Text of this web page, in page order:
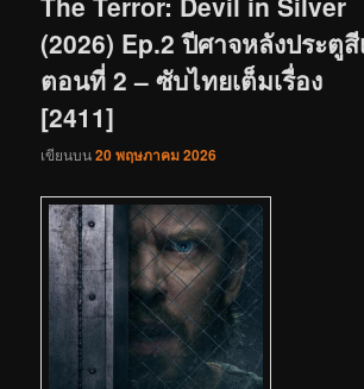
(2026) Ep.2 ปีศาจหลังประตูสี
ตอนที่ 2 – ซับไทยเต็มเรื่อง
[2411]
เขียนบน20 พฤษภาคม 2026